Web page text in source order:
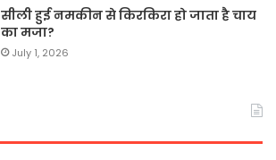
सीली हुई नमकीन से किरकिरा हो जाता है चाय
का मजा?
July 1, 2026